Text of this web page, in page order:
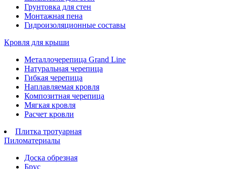
Грунтовка для стен
Монтажная пена
Гидроизоляционные составы
Кровля для крыши
Металлочерепица Grand Line
Натуральная черепица
Гибкая черепица
Наплавляемая кровля
Композитная черепица
Мягкая кровля
Расчет кровли
Плитка тротуарная
Пиломатериалы
Доска обрезная
Брус